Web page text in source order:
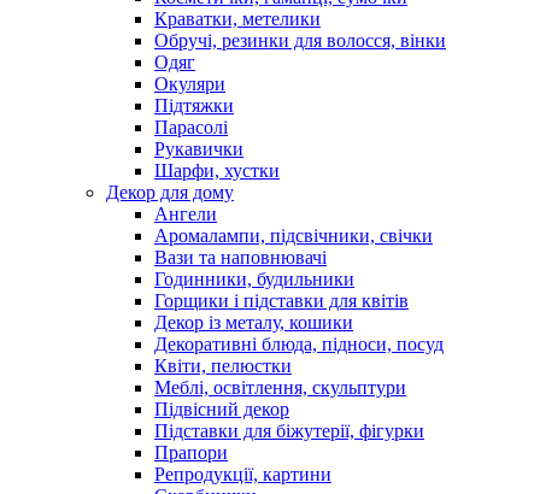
Краватки, метелики
Обручі, резинки для волосся, вінки
Одяг
Окуляри
Підтяжки
Парасолі
Рукавички
Шарфи, хустки
Декор для дому
Ангели
Аромалампи, підсвічники, свічки
Вази та наповнювачі
Годинники, будильники
Горщики і підставки для квітів
Декор із металу, кошики
Декоративні блюда, підноси, посуд
Квіти, пелюстки
Меблі, освітлення, скульптури
Підвісний декор
Підставки для біжутерії, фігурки
Прапори
Репродукції, картини